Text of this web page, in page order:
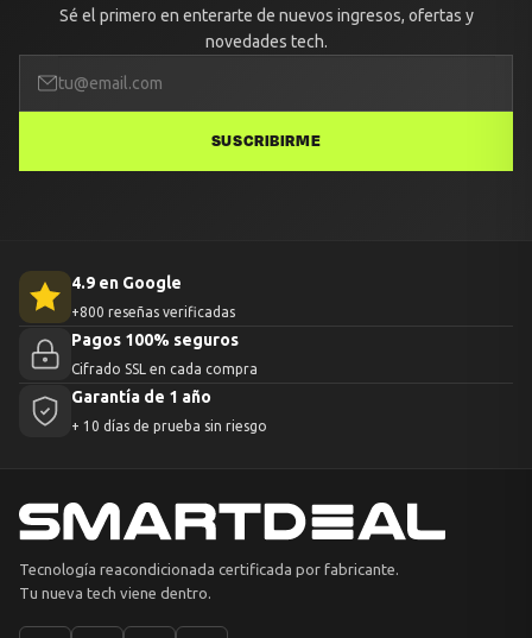
Sé el primero en enterarte de nuevos ingresos, ofertas y
novedades tech.
SUSCRIBIRME
4.9 en Google
+800 reseñas verificadas
Pagos 100% seguros
Cifrado SSL en cada compra
Garantía de 1 año
+ 10 días de prueba sin riesgo
Tecnología reacondicionada certificada por fabricante.
Tu nueva tech viene dentro.